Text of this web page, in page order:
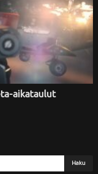
aikataulut